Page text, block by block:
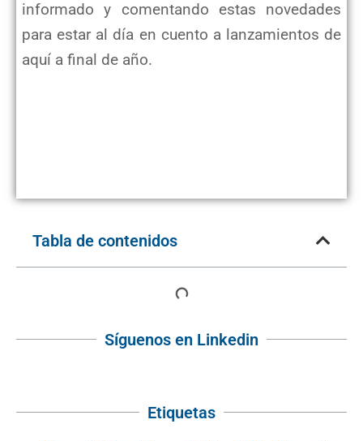
informado y comentando estas novedades
para estar al día en cuento a lanzamientos de
aquí a final de año.
Tabla de contenidos
Síguenos en Linkedin
Etiquetas